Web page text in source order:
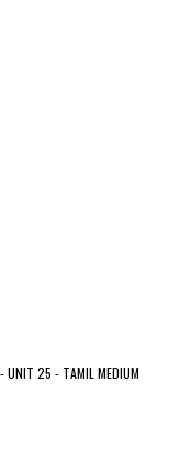
UNIT 25 - TAMIL MEDIUM